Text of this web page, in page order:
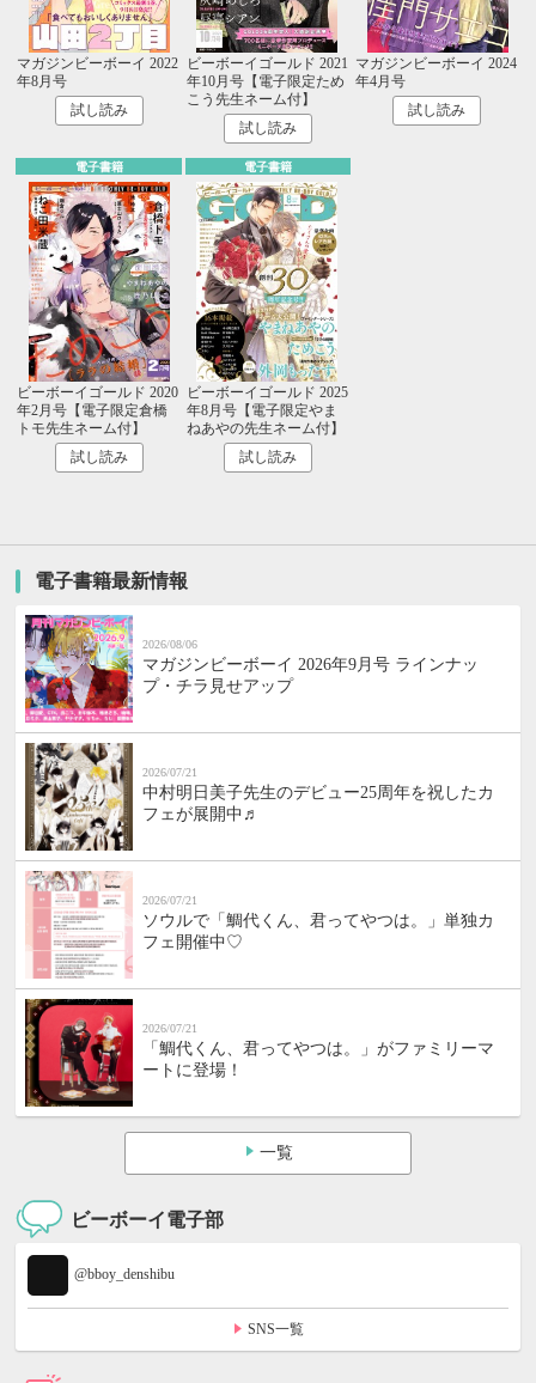
マガジンビーボーイ 2022
年8月号
試し読み
ビーボーイゴールド 2021
年10月号【電子限定ため
こう先生ネーム付】
試し読み
マガジンビーボーイ 2024
年4月号
試し読み
電子書籍
ビーボーイゴールド 2020
年2月号【電子限定倉橋
トモ先生ネーム付】
試し読み
電子書籍
ビーボーイゴールド 2025
年8月号【電子限定やま
ねあやの先生ネーム付】
試し読み
電子書籍最新情報
2026/08/06
マガジンビーボーイ 2026年9月号 ラインナッ
プ・チラ見せアップ
2026/07/21
中村明日美子先生のデビュー25周年を祝したカ
フェが展開中♬
2026/07/21
ソウルで「鯛代くん、君ってやつは。」単独カ
フェ開催中♡
2026/07/21
「鯛代くん、君ってやつは。」がファミリーマ
ートに登場！
一覧
ビーボーイ電子部
@bboy_denshibu
SNS一覧